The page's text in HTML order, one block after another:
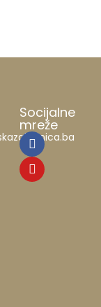
Socijalne
mreže